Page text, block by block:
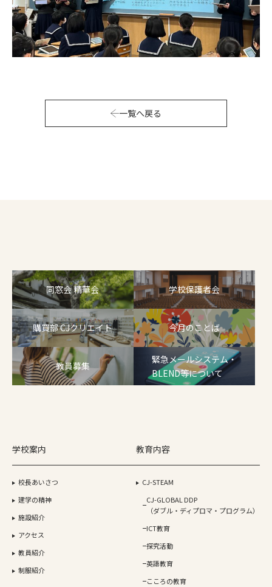
一覧へ戻る
同窓会 精華会 学校保護者会
購買部 CJクリエイト 今月のことば
教員募集
緊急メールシステム・
BLEND等について
学校案内
校長あいさつ
建学の精神
施設紹介
アクセス
教員紹介
制服紹介
教育内容
CJ-STEAM
CJ-GLOBAL DDP
（ダブル・ディプロマ・プログラム）
ICT教育
探究活動
英語教育
こころの教育